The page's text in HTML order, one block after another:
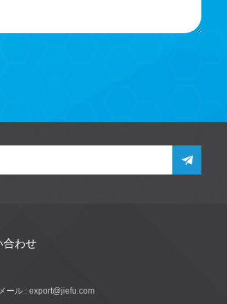
合わせ
ール : export@jiefu.com